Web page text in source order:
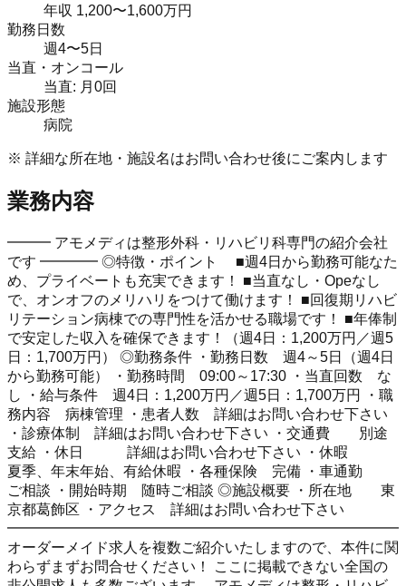
年収 1,200〜1,600万円
勤務日数
週4〜5日
当直・オンコール
当直: 月0回
施設形態
病院
※ 詳細な所在地・施設名はお問い合わせ後にご案内します
業務内容
━━━ アモメディは整形外科・リハビリ科専門の紹介会社
です ━━━━ ◎特徴・ポイント ■週4日から勤務可能なた
め、プライベートも充実できます！ ■当直なし・Opeなし
で、オンオフのメリハリをつけて働けます！ ■回復期リハビ
リテーション病棟での専門性を活かせる職場です！ ■年俸制
で安定した収入を確保できます！（週4日：1,200万円／週5
日：1,700万円） ◎勤務条件 ・勤務日数 週4～5日（週4日
から勤務可能） ・勤務時間 09:00～17:30 ・当直回数 な
し ・給与条件 週4日：1,200万円／週5日：1,700万円 ・職
務内容 病棟管理 ・患者人数 詳細はお問い合わせ下さい
・診療体制 詳細はお問い合わせ下さい ・交通費 別途
支給 ・休日 詳細はお問い合わせ下さい ・休暇
夏季、年末年始、有給休暇 ・各種保険 完備 ・車通勤
ご相談 ・開始時期 随時ご相談 ◎施設概要 ・所在地 東
京都葛飾区 ・アクセス 詳細はお問い合わせ下さい
━━━━━━━━━━━━━━━━━━━━━━━━━━━
オーダーメイド求人を複数ご紹介いたしますので、本件に関
わらずまずお問合せください！ ここに掲載できない全国の